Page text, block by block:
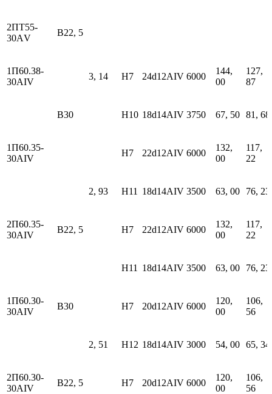
2ПТ55-
30АV
В22, 5
1П60.38-
30АIV
3, 14 H7 24d12АIV 6000
144,
00
127,
87
В30 H10 18d14АIV 3750 67, 50 81, 68
1П60.35-
30АIV
H7 22d12АIV 6000
132,
00
117,
22
2, 93 H11 18d14АIV 3500 63, 00 76, 23
2П60.35-
30АIV
В22, 5 H7 22d12АIV 6000
132,
00
117,
22
H11 18d14АIV 3500 63, 00 76, 23
1П60.30-
30АIV
В30 H7 20d12АIV 6000
120,
00
106,
56
2, 51 H12 18d14АIV 3000 54, 00 65, 34
2П60.30-
30АIV
В22, 5 H7 20d12АIV 6000
120,
00
106,
56